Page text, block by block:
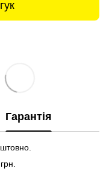
Гарантія